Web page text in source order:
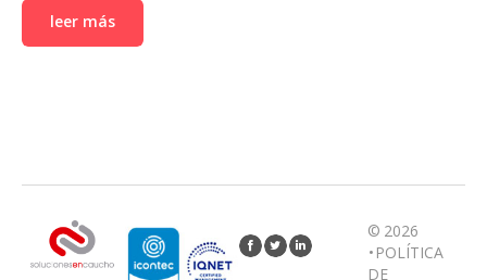
leer más
© 2026
• POLÍTICA
DE